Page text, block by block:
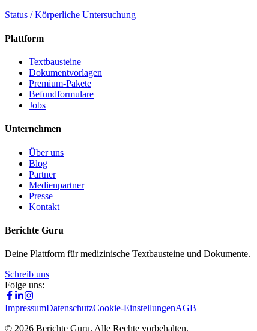
Status / Körperliche Untersuchung
Plattform
Textbausteine
Dokumentvorlagen
Premium-Pakete
Befundformulare
Jobs
Unternehmen
Über uns
Blog
Partner
Medienpartner
Presse
Kontakt
Berichte Guru
Deine Plattform für medizinische Textbausteine und Dokumente.
Schreib uns
Folge uns:
ImpressumDatenschutzCookie-EinstellungenAGB
© 2026 Berichte Guru. Alle Rechte vorbehalten.